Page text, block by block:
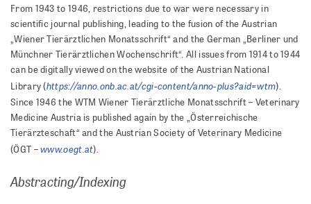
From 1943 to 1946, restrictions due to war were necessary in
scientific journal publishing, leading to the fusion of the Austrian
„Wiener Tierärztlichen Monatsschrift“ and the German „Berliner und
Münchner Tierärztlichen Wochenschrift“. All issues from 1914 to 1944
can be digitally viewed on the website of the Austrian National
Library (https://anno.onb.ac.at/cgi-content/anno-plus?aid=wtm).
Since 1946 the WTM Wiener Tierärztliche Monatsschrift – Veterinary
Medicine Austria is published again by the „Österreichische
Tierärzteschaft“ and the Austrian Society of Veterinary Medicine
(ÖGT –www.oegt.at).
Abstracting/Indexing